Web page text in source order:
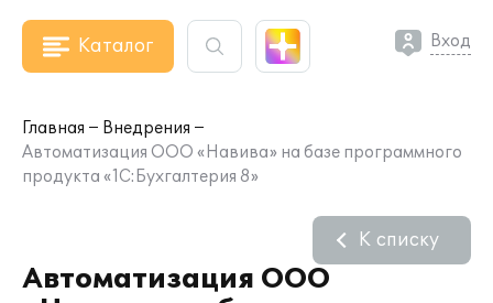
Каталог Вход
Главная
Внедрения
Автоматизация ООО «Навива» на базе программного
продукта «1С:Бухгалтерия 8»
Автоматизация ООО
К списку